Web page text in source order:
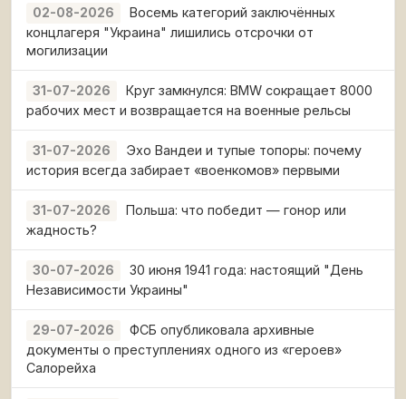
02-08-2026
Восемь категорий заключённых
концлагеря "Украина" лишились отсрочки от
могилизации
31-07-2026
Круг замкнулся: BMW сокращает 8000
рабочих мест и возвращается на военные рельсы
31-07-2026
Эхо Вандеи и тупые топоры: почему
история всегда забирает «военкомов» первыми
31-07-2026
Польша: что победит — гонор или
жадность?
30-07-2026
30 июня 1941 года: настоящий "День
Независимости Украины"
29-07-2026
ФСБ опубликовала архивные
документы о преступлениях одного из «героев»
Салорейха